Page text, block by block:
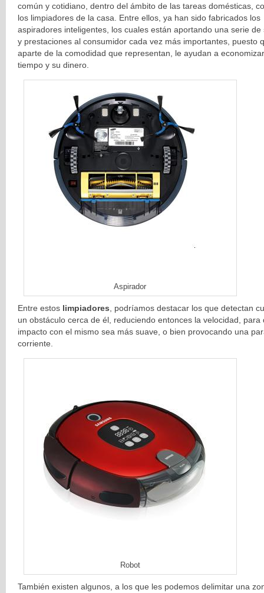
común y cotidiano, dentro del ámbito de las tareas domésticas,
los limpiadores de la casa. Entre ellos, ya han sido fabricados los
aspiradores inteligentes, los cuales están aportando una serie de
y prestaciones al consumidor cada vez más importantes, puesto
aparte de la comodidad que representan, le ayudan a
tiempo y su dinero.
Aspirador
Entre estos limpiadores , podríamos destacar los que detectan
un obstáculo cerca de él, reduciendo entonces la velocidad, para
impacto con el mismo sea más suave, o bien provocando una
corriente.
Robot
También existen algunos, a los que les podemos delimitar una